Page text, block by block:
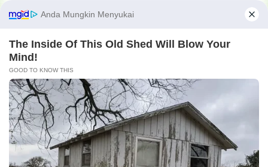
Memfasilitasi Keberagaman
Inklusif Berjenjang Tingkat Dasar - Pintar
Kemenag
السلام عليكم و رحمة الله و بركاته بسم الله و
الحمد لله اللهم صل و سلم على سيدنا محمد و
على أله و صحبه أجمعين Salam Sahabat
Hanapi Bani ....
Perangkat Pembelajaran
Deep Learning KBC
(Kurikulum Berbasis Cinta) Al-